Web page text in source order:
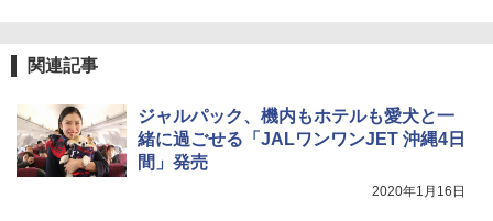
￥680
関連記事
ジャルパック、機内もホテルも愛犬と一
緒に過ごせる「JALワンワンJET 沖縄4日
間」発売
2020年1月16日